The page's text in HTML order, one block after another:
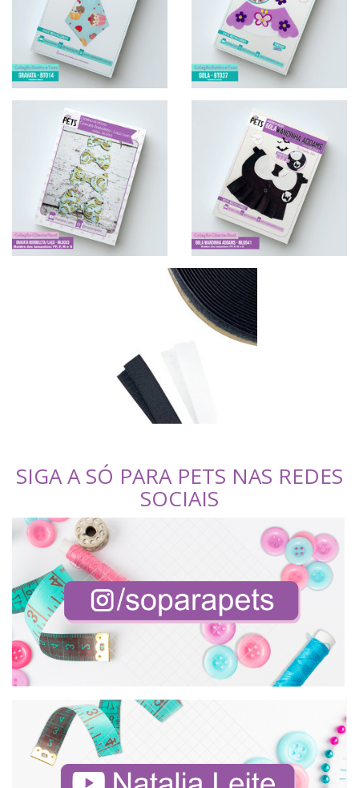
SIGA A SÓ PARA PETS NAS REDES
SOCIAIS